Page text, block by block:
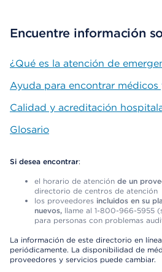
Encuentre información
¿Qué es la atención de
Ayuda para encontrar médicos
Calidad y acreditación
Glosario
Si desea encontrar:
el horario de atención de un
directorio de centros de atención
los proveedores incluidos en su
nuevos, llame al 1-800-966-5955
para personas con problemas
La información de este directorio en
periódicamente. La disponibilidad de
proveedores y servicios puede cambiar.